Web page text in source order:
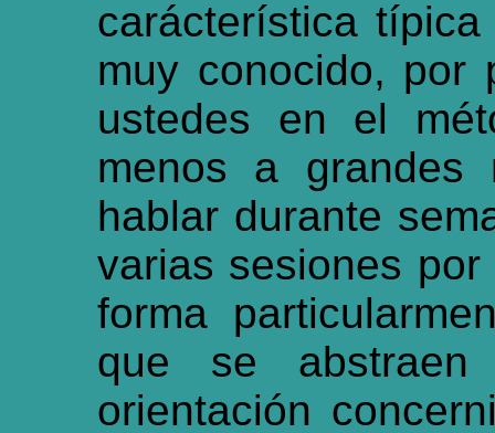
carácterística
muy conocido, por
ustedes en el
menos a
hablar durante
varias sesiones
forma
que se abstraen
orientación